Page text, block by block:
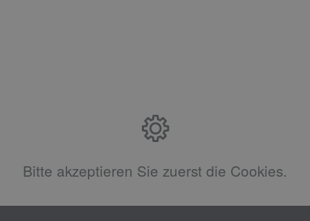
Bitte akzeptieren Sie zuerst die Cookies.